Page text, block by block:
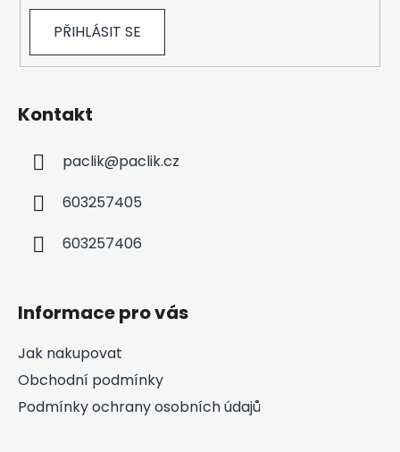
PŘIHLÁSIT SE
Kontakt
paclik@paclik.cz
603257405
603257406
Informace pro vás
Jak nakupovat
Obchodní podmínky
Podmínky ochrany osobních údajů